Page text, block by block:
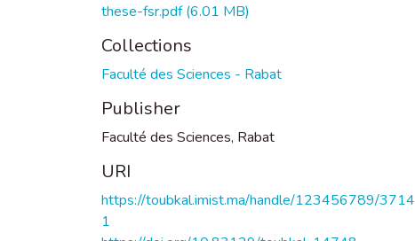
these-fsr.pdf(6.01 MB)
Collections
Faculté des Sciences - Rabat
Publisher
Faculté des Sciences, Rabat
URI
https://toubkal.imist.ma/handle/123456789/3714
1